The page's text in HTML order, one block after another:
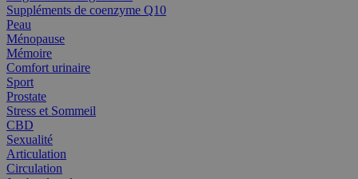
Suppléments de coenzyme Q10
Peau
Ménopause
Mémoire
Comfort urinaire
Sport
Prostate
Stress et Sommeil
CBD
Sexualité
Articulation
Circulation